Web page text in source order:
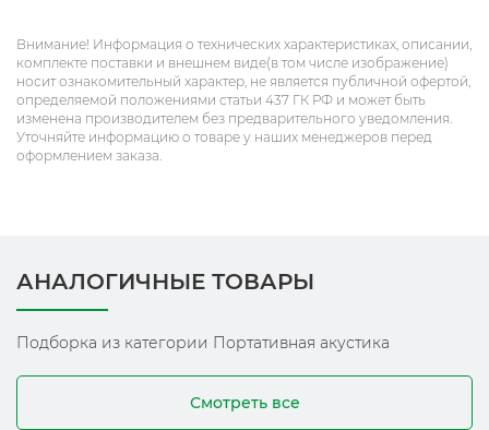
Внимание! Информация о технических характеристиках, описании,
комплекте поставки и внешнем виде(в том числе изображение)
носит ознакомительный характер, не является публичной офертой,
определяемой положениями статьи 437 ГК РФ и может быть
изменена производителем без предварительного уведомления.
Уточняйте информацию о товаре у наших менеджеров перед
оформлением заказа.
АНАЛОГИЧНЫЕ ТОВАРЫ
Подборка из категории Портативная акустика
Смотреть все